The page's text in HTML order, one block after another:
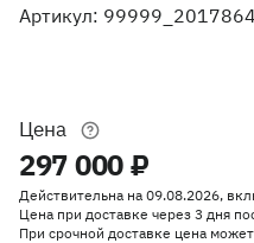
Артикул: 99999_2017864
Цена
297 000 ₽
Действительна на 09.08.2026,
Цена при доставке через 3 дня
При срочной доставке цена